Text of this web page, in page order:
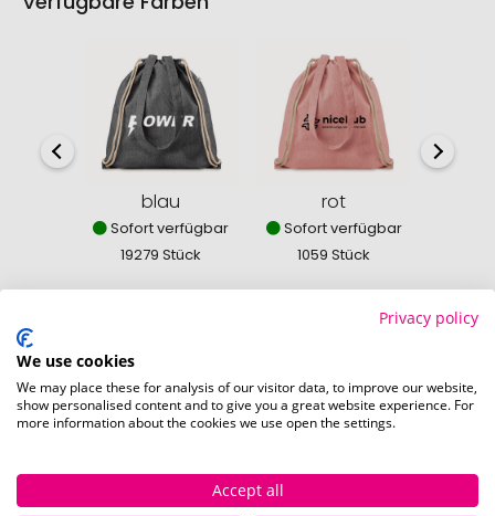
blau
Sofort verfügbar
19279 Stück
rot
Sofort verfügbar
1059 Stück
So einfach bestellen Sie Ihre Werbeartikel bei
Pinkcube
Privacy policy
We use cookies
We may place these for analysis of our visitor data, to improve our website,
show personalised content and to give you a great website experience. For
more information about the cookies we use open the settings.
Accept all